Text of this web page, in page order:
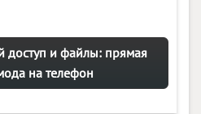
доступ и файлы: прямая
на телефон